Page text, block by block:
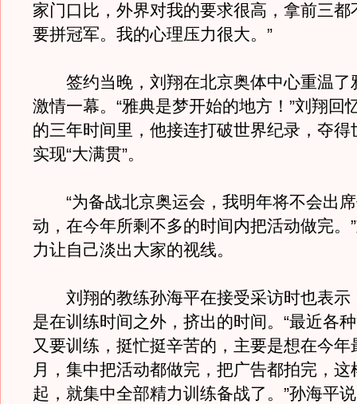
家门口比，外界对我的要求很高，拿前三都
要拼冠军。我的心理压力很大。”
签约当晚，刘翔在北京奥体中心重温了
激情一幕。“雅典是梦开始的地方！”刘翔回
的三年时间里，他接连打破世界纪录，夺得
实现“大满贯”。
“为备战北京奥运会，我明年将不会出席
动，在今年所剩不多的时间内把活动做完。
力让自己淡出大家的视线。
刘翔的教练孙海平在接受采访时也表示
是在训练时间之外，挤出的时间。“最近各
又要训练，挺忙挺辛苦的，主要是想在今年
月，集中把活动都做完，把广告都拍完，这
起，就集中全部精力训练备战了。”孙海平